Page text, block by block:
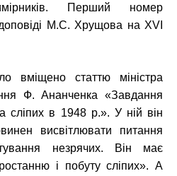
Перший номер
доповіді М.С. Хрущова на XVI
вміщено статтю міністра
Ф. Ананченка «Завдання
сліпих в 1948 р.». У ній він
висвітлювати питання
незрячих. Він має
і побуту сліпих». А